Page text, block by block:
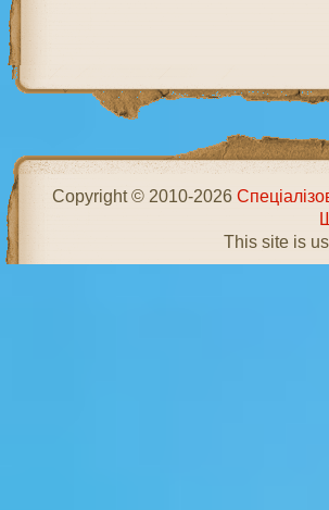
Copyright © 2010-2026
This site is